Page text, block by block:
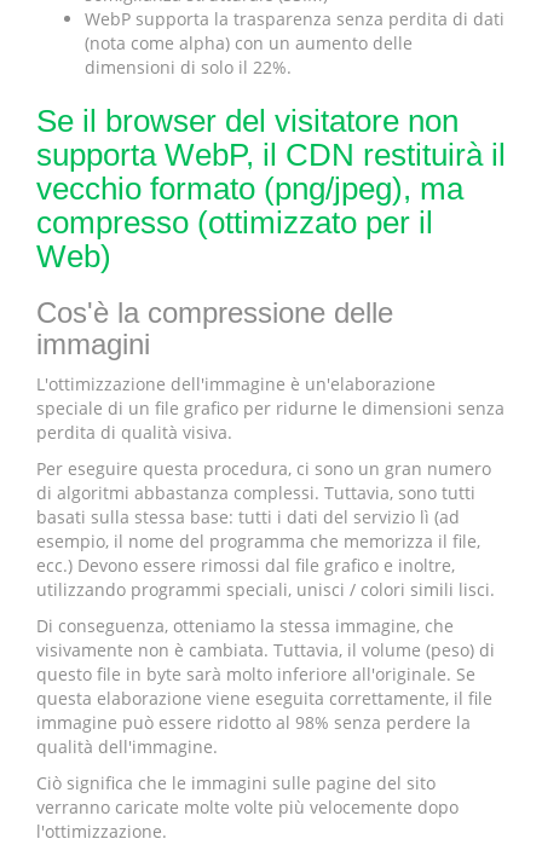
WebP supporta la trasparenza senza perdita di dati
(nota come alpha) con un aumento delle
dimensioni di solo il 22%.
Se il browser del visitatore non
supporta WebP, il CDN restituirà il
vecchio formato (png/jpeg), ma
compresso (ottimizzato per il
Web)
Cos'è la compressione delle
immagini
L'ottimizzazione dell'immagine è un'elaborazione
speciale di un file grafico per ridurne le dimensioni senza
perdita di qualità visiva.
Per eseguire questa procedura, ci sono un gran numero
di algoritmi abbastanza complessi. Tuttavia, sono tutti
basati sulla stessa base: tutti i dati del servizio lì (ad
esempio, il nome del programma che memorizza il file,
ecc.) Devono essere rimossi dal file grafico e inoltre,
utilizzando programmi speciali, unisci / colori simili lisci.
Di conseguenza, otteniamo la stessa immagine, che
visivamente non è cambiata. Tuttavia, il volume (peso) di
questo file in byte sarà molto inferiore all'originale. Se
questa elaborazione viene eseguita correttamente, il file
immagine può essere ridotto al 98% senza perdere la
qualità dell'immagine.
Ciò significa che le immagini sulle pagine del sito
verranno caricate molte volte più velocemente dopo
l'ottimizzazione.